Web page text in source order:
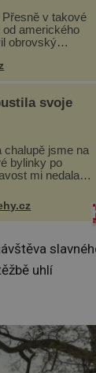
v takové
amerického
obrovský
odtrhl od
při její demolici.
svoje
chalupě jsme na
bylinky po
mi nedala a
pobyt na
vlastní vinou
zážitek, na kt...
uhlí